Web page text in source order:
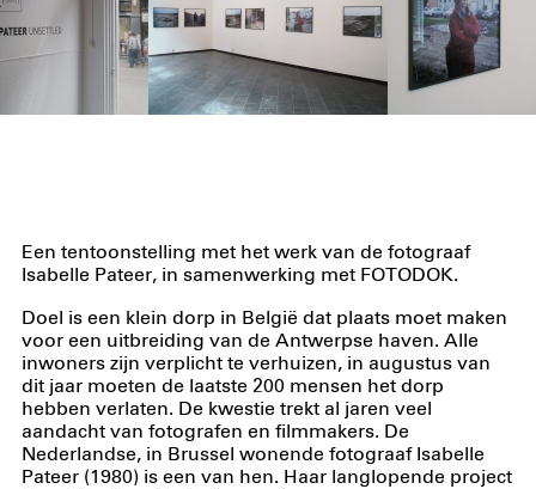
Een tentoonstelling met het werk van de fotograaf
Isabelle Pateer, in samenwerking met FOTODOK.
Doel is een klein dorp in België dat plaats moet maken
voor een uitbreiding van de Antwerpse haven. Alle
inwoners zijn verplicht te verhuizen, in augustus van
dit jaar moeten de laatste 200 mensen het dorp
hebben verlaten. De kwestie trekt al jaren veel
aandacht van fotografen en filmmakers. De
Nederlandse, in Brussel wonende fotograaf Isabelle
Pateer (1980) is een van hen. Haar langlopende project